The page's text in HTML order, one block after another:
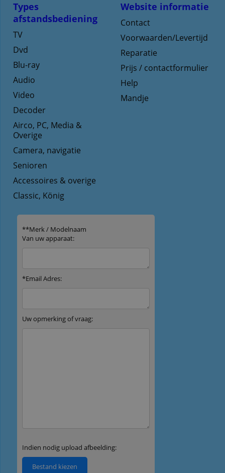
Website informatie
Contact
Voorwaarden/Levertijd
Reparatie
Prijs / contactformulier
Help
Mandje
Types
afstandsbediening
TV
Dvd
Blu-ray
Audio
Video
Decoder
Airco, PC, Media &
Overige
Camera, navigatie
Senioren
Accessoires & overige
Classic, König